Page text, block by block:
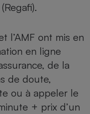
Regafi).
l’AMF ont mis en
en ligne
de la
de doute,
ou à appeler le
+ prix d’un